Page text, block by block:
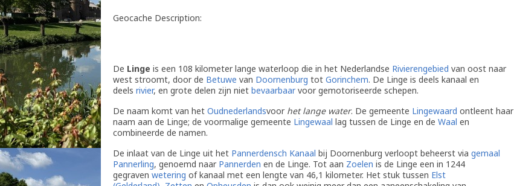
Geocache Description:
De Linge is een 108 kilometer lange waterloop die in het Nederlandse Rivierengebied van oost naar
west stroomt, door de Betuwe van Doornenburg tot Gorinchem. De Linge is deels kanaal en
deels rivier, en grote delen zijn niet bevaarbaarvoor gemotoriseerde schepen.
De naam komt van het Oudnederlandsvoor het lange water. De gemeente Lingewaard ontleent haar
naam aan de Linge; de voormalige gemeente Lingewaal lag tussen de Linge en de Waal en
combineerde de namen.
De inlaat van de Linge uit het Pannerdensch Kanaal bij Doornenburg verloopt beheerst via gemaal
Pannerling, genoemd naar Pannerden en de Linge. Tot aan Zoelen is de Linge een in 1244
gegraven wetering of kanaal met een lengte van 46,1 kilometer. Het stuk tussen Elst